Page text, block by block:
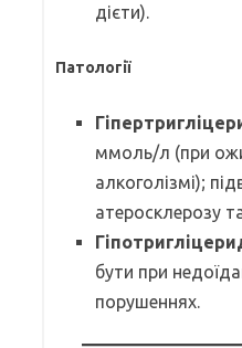
дієти).
Патології
ммоль/л (при
алкоголізмі);
атеросклерозу
бути при
порушеннях.